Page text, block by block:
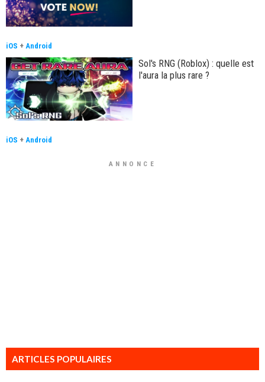
iOS + Android
Sol's RNG (Roblox) : quelle est
l'aura la plus rare ?
iOS + Android
ANNONCE
ARTICLES POPULAIRES